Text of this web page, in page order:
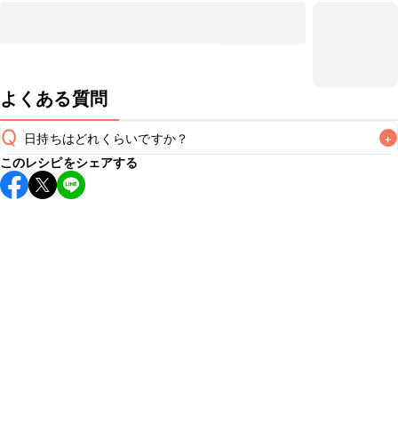
よくある質問
Q 日持ちはどれくらいですか？ +
保存期間は冷蔵で当日中が目安です。なるべくお早めにお召
し上がりください。
このレシピをシェアする